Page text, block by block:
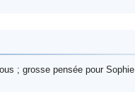
; grosse pensée pour Sophie